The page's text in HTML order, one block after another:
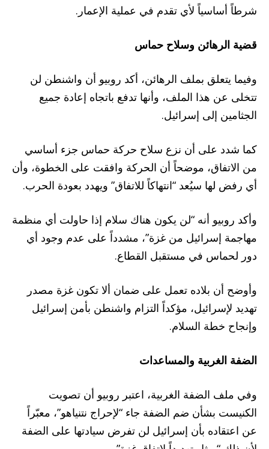
شرطاً أساسياً لأي تقدم في عملية الإعمار.
قضية الرهائن وسلاح حماس
وفيما يتعلق بملف الرهائن، أكد روبيو أن واشنطن لن
تتخلى عن هذا الملف، وأنها تدفع باتجاه إعادة جميع
الجثامين إلى إسرائيل.
كما شدد على أن نزع سلاح حركة حماس جزء أساسي
من الاتفاق، موضحاً أن الحركة وافقت على الخطوة، وأن
أي رفض لها سيُعد “انتهاكاً للاتفاق” ويهدد بعودة الحرب.
وأكد روبيو أنه “لن يكون هناك سلام إذا حاولت أي منظمة
مهاجمة إسرائيل من غزة”، مشدداً على عدم وجود أي
دور لحماس في مستقبل القطاع.
وأوضح أن بلاده تعمل على ضمان ألا تكون غزة مصدر
تهديد لإسرائيل، مؤكداً التزام واشنطن بأمن إسرائيل
وإنجاح خطة السلام.
الضفة الغربية والمساعدات
وفي ملف الضفة الغربية، اعتبر روبيو أن تصويت
الكنيست بشأن ضم الضفة جاء “لإحراج نتنياهو”، معبّراً
عن اعتقاده بأن إسرائيل لن تفرض سيادتها على الضفة